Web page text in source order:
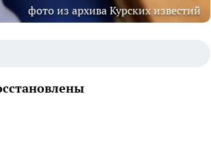
фото из архива Курских известий